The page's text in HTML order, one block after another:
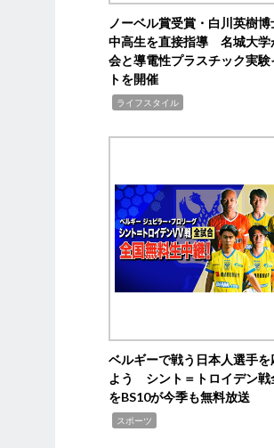
ノーベル賞受賞・白川英樹
中高生を直接指導 名城大学
会と導電性プラスチック実験
トを開催
ライフスタイル
ベルギーで戦う日本人選手を
よう シント＝トロイデン戦
をBS10が今季も無料放送
スポーツ